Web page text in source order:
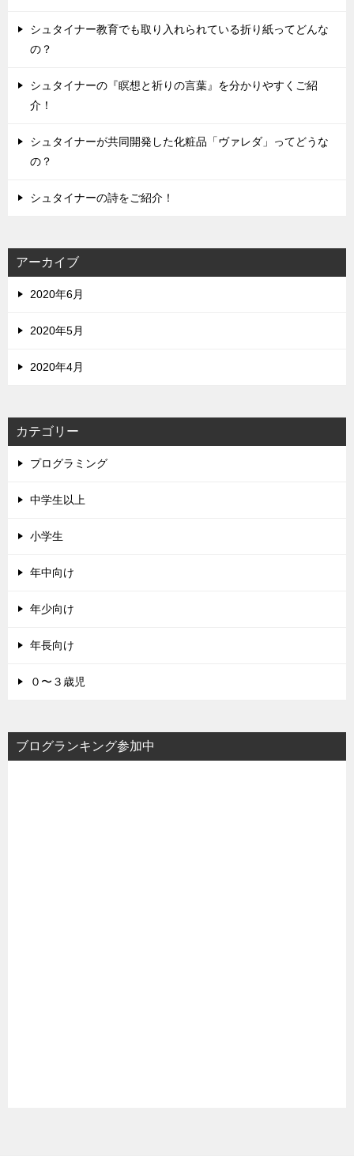
シュタイナー教育でも取り入れられている折り紙ってどんな
の？
シュタイナーの『瞑想と祈りの言葉』を分かりやすくご紹
介！
シュタイナーが共同開発した化粧品「ヴァレダ」ってどうな
の？
シュタイナーの詩をご紹介！
アーカイブ
2020年6月
2020年5月
2020年4月
カテゴリー
プログラミング
中学生以上
小学生
年中向け
年少向け
年長向け
０〜３歳児
ブログランキング参加中